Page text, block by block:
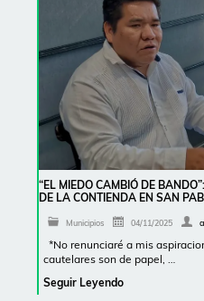
“EL MIEDO CAMBIÓ DE
DE LA CONTIENDA EN SAN
Municipios 04/11/2025
*No renunciaré a mis
cautelares son de papel, …
Seguir Leyendo